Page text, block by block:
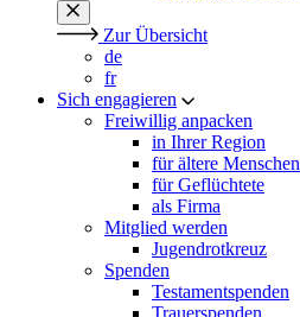
Zur Übersicht
de
fr
Sich engagieren
Freiwillig anpacken
in Ihrer Region
für ältere Menschen
für Geflüchtete
als Firma
Mitglied werden
Jugendrotkreuz
Spenden
Testamentspenden
Trauerspenden